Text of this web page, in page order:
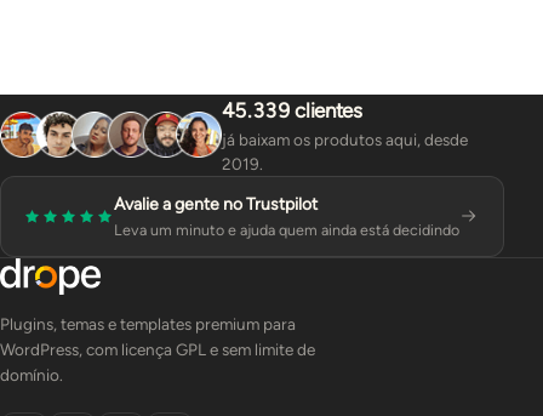
45.339 clientes
já baixam os produtos aqui, desde
2019.
Avalie a gente no Trustpilot
Leva um minuto e ajuda quem ainda está decidindo
Plugins, temas e templates premium para
WordPress, com licença GPL e sem limite de
domínio.